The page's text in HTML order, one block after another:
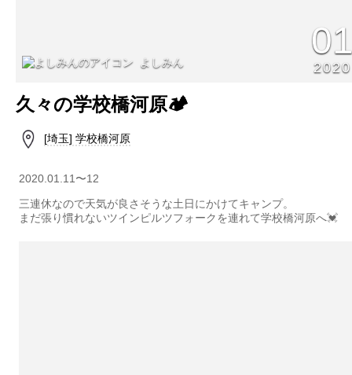
よしみん 2020
久々の学校橋河原🏕
[埼玉] 学校橋河原
2020.01.11〜12
三連休なので天気が良さそうな土日にかけてキャンプ。
まだ張り慣れないツインピルツフォークを連れて学校橋河原へ💓